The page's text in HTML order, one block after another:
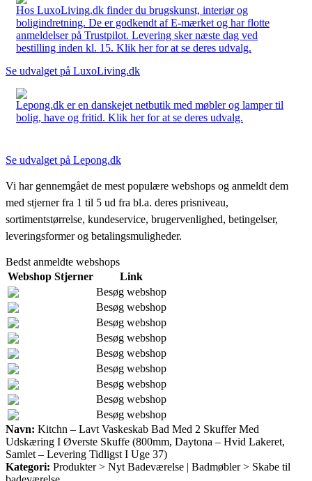
Hos LuxoLiving.dk finder du brugskunst, interiør og
boligindretning. De er godkendt af E-mærket og har flotte
anmeldelser på Trustpilot. Levering sker næste dag ved
bestilling inden kl. 15. Klik her for at se deres udvalg.
Se udvalget på LuxoLiving.dk
Lepong.dk er en danskejet netbutik med møbler og lamper til
bolig, have og fritid. Klik her for at se deres udvalg.
Se udvalget på Lepong.dk
Vi har gennemgået de mest populære webshops og anmeldt dem
med stjerner fra 1 til 5 ud fra bl.a. deres prisniveau,
sortimentstørrelse, kundeservice, brugervenlighed, betingelser,
leveringsformer og betalingsmuligheder.
Bedst anmeldte webshops
Webshop Stjerner
Link
Besøg webshop
Besøg webshop
Besøg webshop
Besøg webshop
Besøg webshop
Besøg webshop
Besøg webshop
Besøg webshop
Besøg webshop
Navn: Kitchn – Lavt Vaskeskab Bad Med 2 Skuffer Med
Udskæring I Øverste Skuffe (800mm, Daytona – Hvid Lakeret,
Samlet – Levering Tidligst I Uge 37)
Kategori: Produkter > Nyt Badeværelse | Badmøbler > Skabe til